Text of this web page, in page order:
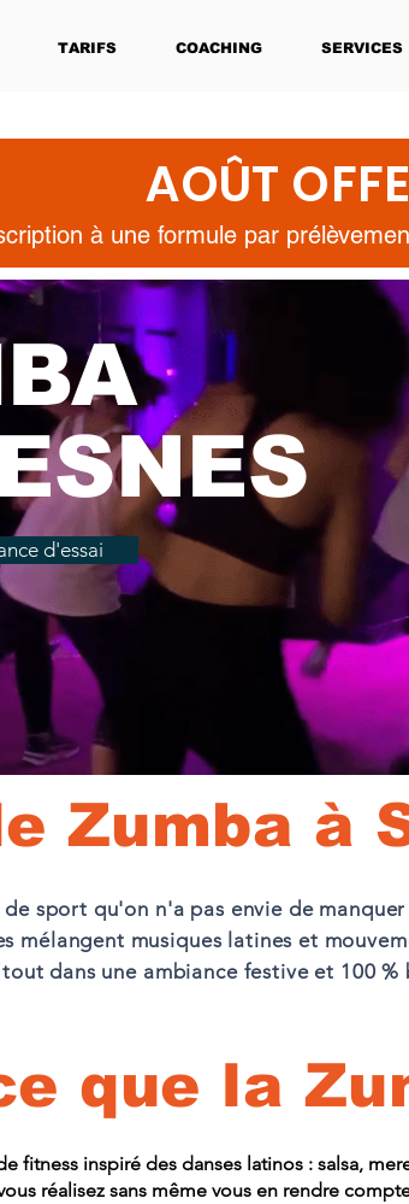
TARIFS COACHING SERVICES
AOÛT
à une formule par
d'essai
Zumba à
de sport qu'on n'a pas envie de
mélangent musiques latines et
dans une ambiance festive et 100 %
que la
fitness inspiré des danses latinos : salsa,
réalisez sans même vous en rendre